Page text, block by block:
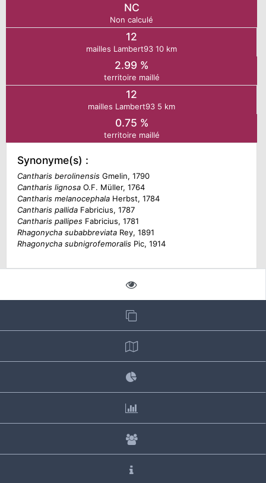
NC
Non calculé
12
mailles Lambert93 10 km
2.99 %
territoire maillé
12
mailles Lambert93 5 km
0.75 %
territoire maillé
Synonyme(s) :
Cantharis berolinensisGmelin, 1790
Cantharis lignosaO.F. Müller, 1764
Cantharis melanocephalaHerbst, 1784
Cantharis pallidaFabricius, 1787
Cantharis pallipesFabricius, 1781
Rhagonycha subabbreviataRey, 1891
Rhagonycha subnigrofemoralisPic, 1914